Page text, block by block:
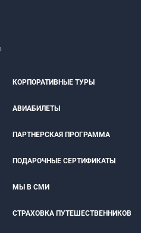
КОРПОРАТИВНЫЕ ТУРЫ
АВИАБИЛЕТЫ
ПАРТНЕРСКАЯ ПРОГРАММА
ПОДАРОЧНЫЕ СЕРТИФИКАТЫ
МЫ В СМИ
СТРАХОВКА ПУТЕШЕСТВЕННИКОВ